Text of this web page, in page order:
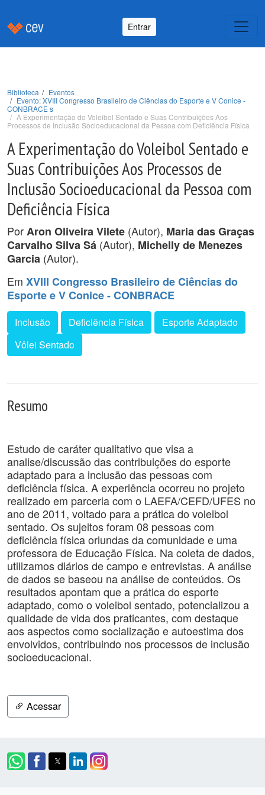
Entrar
Biblioteca
Eventos
Evento: XVIII Congresso Brasileiro de Ciências do Esporte e V Conice -
CONBRACE s
A Experimentação do Voleibol Sentado e Suas Contribuições Aos
Processos de Inclusão Socioeducacional da Pessoa com Deficiência Física
A Experimentação do Voleibol Sentado e
Suas Contribuições Aos Processos de
Inclusão Socioeducacional da Pessoa com
Deficiência Física
PorAron Oliveira Vilete (Autor), Maria das Graças
Carvalho Silva Sá (Autor), Michelly de Menezes
Garcia (Autor).
Em XVIII Congresso Brasileiro de Ciências do
Esporte e V Conice - CONBRACE
Inclusão Deficiência Física
Esporte Adaptado
Vôlei Sentado
Resumo
Estudo de caráter qualitativo que visa a
analise/discussão das contribuições do esporte
adaptado para a inclusão das pessoas com
deficiência física. A experiência ocorreu no projeto
realizado em parceria com o LAEFA/CEFD/UFES no
ano de 2011, voltado para a prática do voleibol
sentado. Os sujeitos foram 08 pessoas com
deficiência física oriundas da comunidade e uma
professora de Educação Física. Na coleta de dados,
utilizamos diários de campo e entrevistas. A análise
de dados se baseou na análise de conteúdos. Os
resultados apontam que a prática do esporte
adaptado, como o voleibol sentado, potencializou a
qualidade de vida dos praticantes, com destaque
aos aspectos como socialização e autoestima dos
envolvidos, contribuindo nos processos de inclusão
socioeducacional.
Acessar